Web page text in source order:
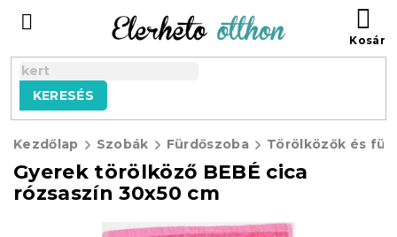
tartalomhoz
KERESÉS
Kezdőlap Szobák Fürdőszoba Törölközők és
Gyerek törölköző BEBÉ cica
rózsaszín 30x50 cm